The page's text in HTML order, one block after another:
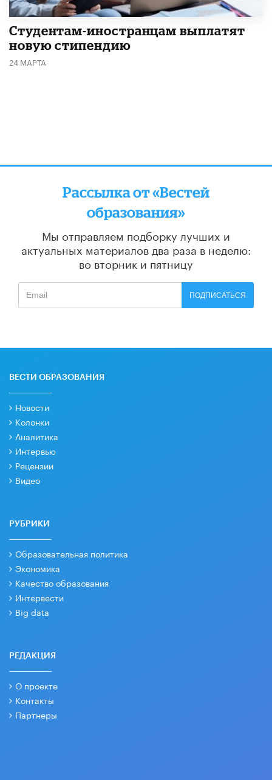
Студентам-иностранцам выплатят
новую стипендию
24 МАРТА
Рассылка от «Вестей
образования»
Мы отправляем подборку лучших и
актуальных материалов два раза в неделю:
во вторник и пятницу
ПОДПИСАТЬСЯ
ВЕСТИ ОБРАЗОВАНИЯ
Новости
Колонки
Аналитика
Интервью
Рецензии
Видео
РУБРИКИ
Образовательная политика
Экономика
Качество образования
Интервести
Big data
РЕДАКЦИЯ
О проекте
Контакты
Партнеры